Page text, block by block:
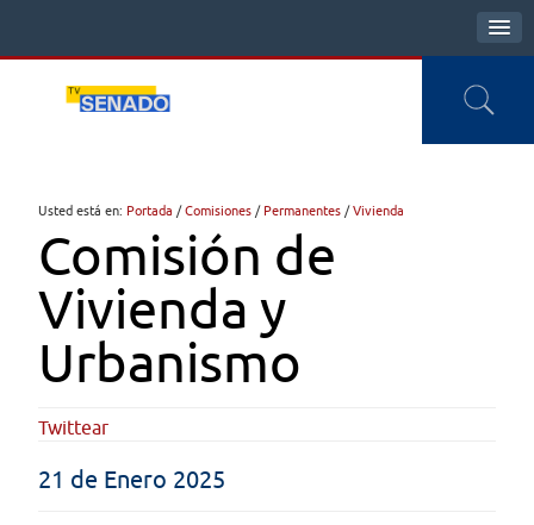
Usted está en: Portada /Comisiones / Permanentes /Vivienda
Comisión de
Vivienda y
Urbanismo
Twittear
21 de Enero 2025